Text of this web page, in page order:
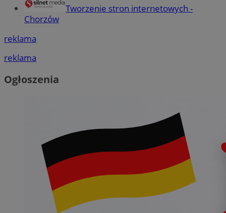
Tworzenie stron internetowych -
Chorzów
reklama
reklama
Ogłoszenia